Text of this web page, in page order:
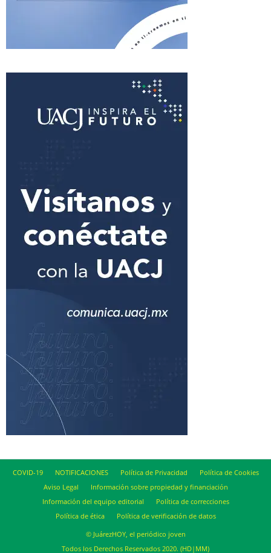
COVID-19 NOTIFICACIONES Política de Privacidad
Política de Cookies
Aviso Legal
Información sobre propiedad y financiación
Información del equipo editorial
Política de correcciones
Política de ética
Política de verificación de datos
© JuárezHOY, el periódico joven
Todos los Derechos Reservados 2020. (HD|MM)